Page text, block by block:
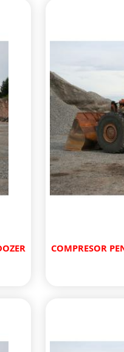
COMPRESOR PENTRU INCARCATOR FRONTAL BULDOZER